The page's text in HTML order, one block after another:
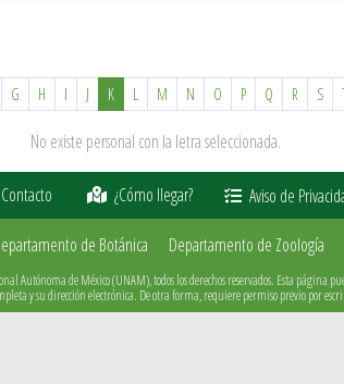
G H I J K L M N O P Q R S
No existe personal con la letra seleccionada.
Contacto ¿Cómo llegar? Aviso de
de Botánica Departamento de Zoología
Autónoma de México (UNAM), todos los derechos reservados. Esta página
y su dirección electrónica. De otra forma, requiere permiso previo por